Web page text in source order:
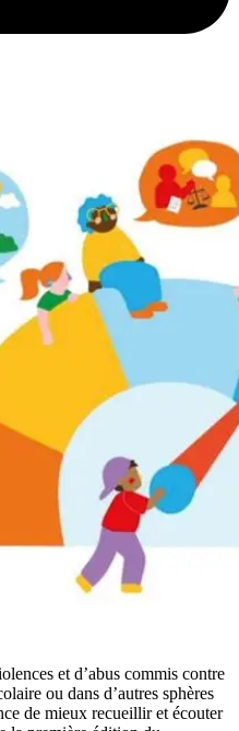
et d’abus commis contre
ou dans d’autres sphères
de mieux recueillir et écouter